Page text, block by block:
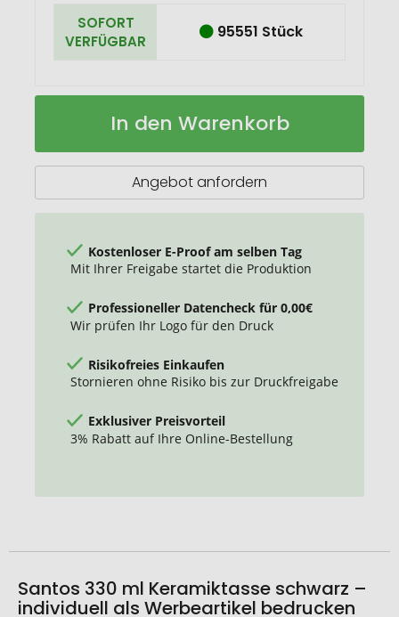
SOFORT
VERFÜGBAR
95551 Stück
Santos
Keramiktasse
Auf
In den Warenkorb
Angebot anfordern
Kostenloser E-Proof am selben Tag
Mit Ihrer Freigabe startet die Produktion
Professioneller Datencheck für 0,00€
Wir prüfen Ihr Logo für den Druck
Risikofreies Einkaufen
Stornieren ohne Risiko bis zur Druckfreigabe
Exklusiver Preisvorteil
3% Rabatt auf Ihre Online-Bestellung
Santos 330 ml Keramiktasse schwarz –
individuell als Werbeartikel bedrucken